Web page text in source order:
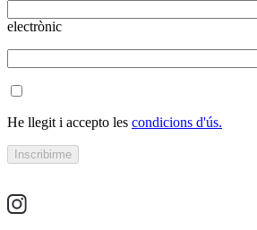
electrònic
He llegit i accepto les condicions d'ús.